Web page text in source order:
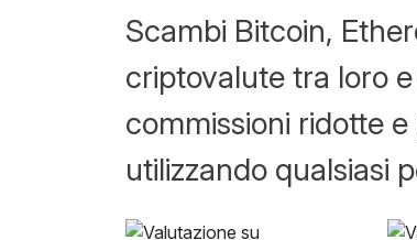
Scambi Bitcoin,
criptovalute tra loro
commissioni ridotte
utilizzando qualsiasi